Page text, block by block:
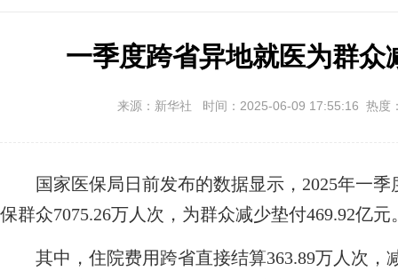
一季度跨省异地就医为群众
来源：新华社 时间：2025-06-09 17:55:16 热度
国家医保局日前发布的数据显示，2025年一季
保群众7075.26万人次，为群众减少垫付469.92亿元
其中，住院费用跨省直接结算363.89万人次，